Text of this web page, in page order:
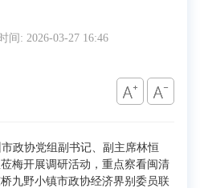
间: 2026-03-27 16:46
协党组副书记、副主席林恒
梅开展调研活动，重点察看闽清
九野小镇市政协经济界别委员联